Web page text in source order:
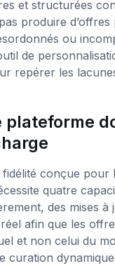
et structurées
produire
ou
de
repérer les
plateforme
conçue pour
quatre
des mises à
afin que les
et non celui du
curation